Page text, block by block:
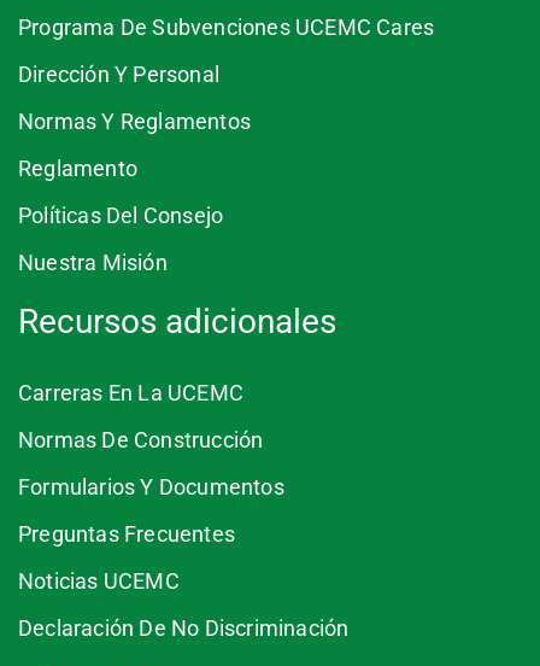
Programa De Subvenciones UCEMC Cares
Dirección Y Personal
Normas Y Reglamentos
Reglamento
Políticas Del Consejo
Nuestra Misión
Recursos adicionales
Carreras En La UCEMC
Normas De Construcción
Formularios Y Documentos
Preguntas Frecuentes
Noticias UCEMC
Declaración De No Discriminación